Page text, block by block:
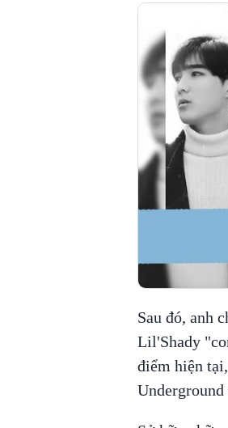
Sau đó, anh
Lil'Shady
điểm hiện